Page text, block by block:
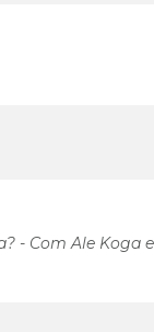
- Com Ale Koga